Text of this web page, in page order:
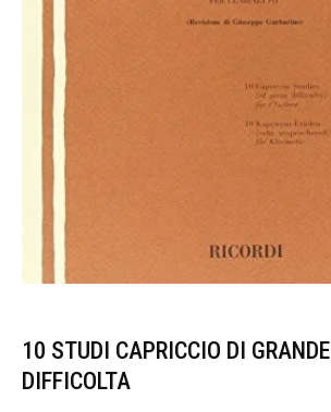
10 STUDI CAPRICCIO DI GRANDE
DIFFICOLTA